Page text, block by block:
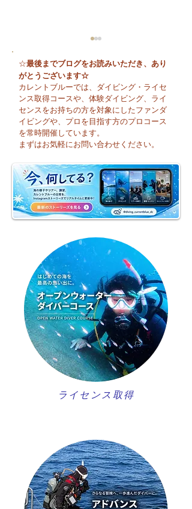
🌈 海の上に広がる虹♪
☆最後までブログをお読みいただき、あり
がとうございます☆
カレントブルーでは、ダイビング・ライセ
ンス取得コースや、体験ダイビング、ライ
センスをお持ちの方を対象にしたファンダ
イビングや、プロを目指す方のプロコース
を常時開催しています。
まずはお気軽にお問い合わせください。
ライセンス取得